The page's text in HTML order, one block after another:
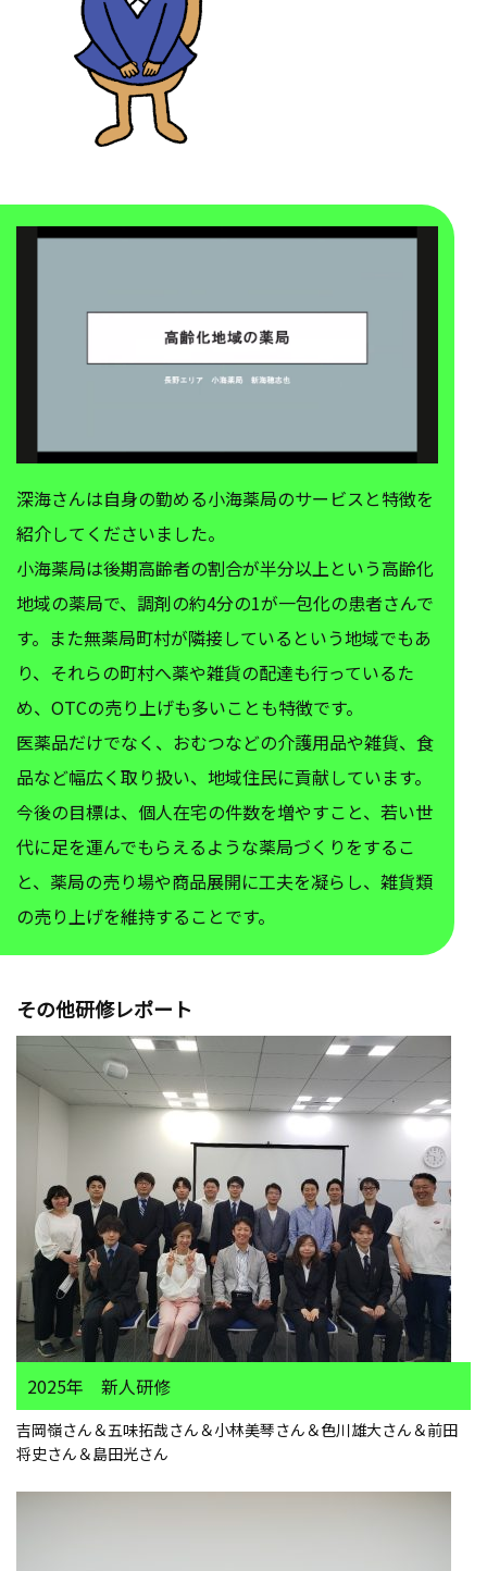
深海さんは自身の勤める小海薬局のサービスと特徴を
紹介してくださいました。
小海薬局は後期高齢者の割合が半分以上という高齢化
地域の薬局で、調剤の約4分の1が一包化の患者さんで
す。また無薬局町村が隣接しているという地域でもあ
り、それらの町村へ薬や雑貨の配達も行っているた
め、OTCの売り上げも多いことも特徴です。
医薬品だけでなく、おむつなどの介護用品や雑貨、食
品など幅広く取り扱い、地域住民に貢献しています。
今後の目標は、個人在宅の件数を増やすこと、若い世
代に足を運んでもらえるような薬局づくりをするこ
と、薬局の売り場や商品展開に工夫を凝らし、雑貨類
の売り上げを維持することです。
その他研修レポート
2025年 新人研修
吉岡嶺さん＆五味拓哉さん＆小林美琴さん＆色川雄大さん＆前田
将史さん＆島田光さん